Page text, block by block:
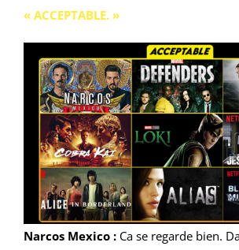
« ACCEPTABLE. »
Narcos Mexico :Ca se regarde bien.